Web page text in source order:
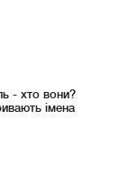
- хто вони?
імена